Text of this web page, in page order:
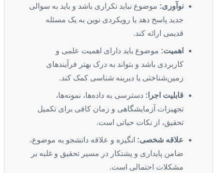
نوآوری: موضوع نباید تکراری باشد و باید به سوالی
جدید پاسخ دهد یا رویکردی نوین به یک مسئله
قدیمی ارائه کند.
اهمیت: موضوع باید دارای اهمیت علمی و
کاربردی باشد و بتواند به درک بهتر فرآیندهای
زمین‌شناختی یا دیرینه شناسی کمک کند.
قابلیت اجرا: دسترسی به داده‌ها، نمونه‌ها،
تجهیزات آزمایشگاهی و زمان کافی برای تکمیل
تحقیق، از نکات حیاتی است.
علاقه شخصی: انگیزه و علاقه دانشجو به موضوع،
ضامن پایداری و پشتکار در مسیر تحقیق و غلبه بر
مشکلات احتمالی است.